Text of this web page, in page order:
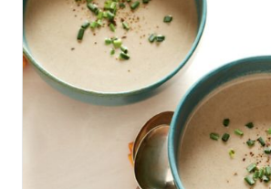
KOOKBOEKEN